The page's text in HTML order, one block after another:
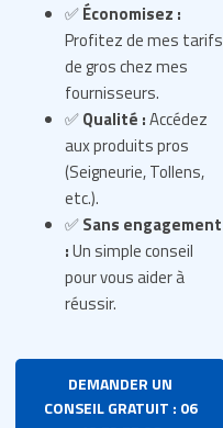
✅Économisez :
Profitez de mes tarifs
de gros chez mes
fournisseurs.
✅Qualité :Accédez
aux produits pros
(Seigneurie, Tollens,
etc.).
✅Sans engagement
:Un simple conseil
pour vous aider à
réussir.
DEMANDER UN
CONSEIL GRATUIT : 06